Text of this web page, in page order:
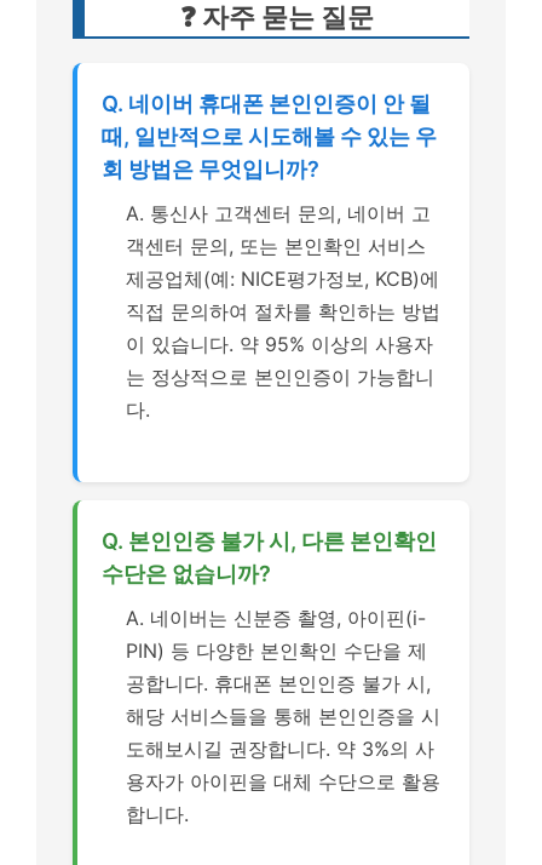
❓ 자주 묻는 질문
Q. 네이버 휴대폰 본인인증이 안 될
때, 일반적으로 시도해볼 수 있는 우
회 방법은 무엇입니까?
A. 통신사 고객센터 문의, 네이버 고
객센터 문의, 또는 본인확인 서비스
제공업체(예: NICE평가정보, KCB)에
직접 문의하여 절차를 확인하는 방법
이 있습니다. 약 95% 이상의 사용자
는 정상적으로 본인인증이 가능합니
다.
Q. 본인인증 불가 시, 다른 본인확인
수단은 없습니까?
A. 네이버는 신분증 촬영, 아이핀(i-
PIN) 등 다양한 본인확인 수단을 제
공합니다. 휴대폰 본인인증 불가 시,
해당 서비스들을 통해 본인인증을 시
도해보시길 권장합니다. 약 3%의 사
용자가 아이핀을 대체 수단으로 활용
합니다.